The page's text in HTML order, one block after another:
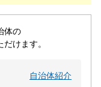
体の
けます。
自治体紹介